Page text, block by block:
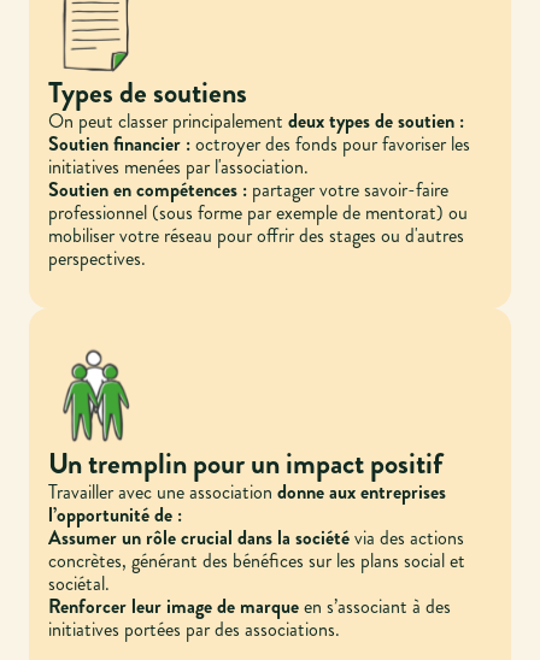
Types de soutiens
On peut classer principalementdeux types de soutien :
Soutien financier :octroyer des fonds pour favoriser les
initiatives menées par l'association.
Soutien en compétences : partager votre savoir-faire
professionnel (sous forme par exemple de mentorat) ou
mobiliser votre réseau pour offrir des stages ou d'autres
perspectives.
Un tremplin pour un impact positif
Travailler avec une associationdonne aux entreprises
l’opportunité de :
Assumer un rôle crucial dans la sociétévia des actions
concrètes, générant des bénéfices sur les plans social et
sociétal.
Renforcer leur image de marqueen s’associant à des
initiatives portées par des associations.